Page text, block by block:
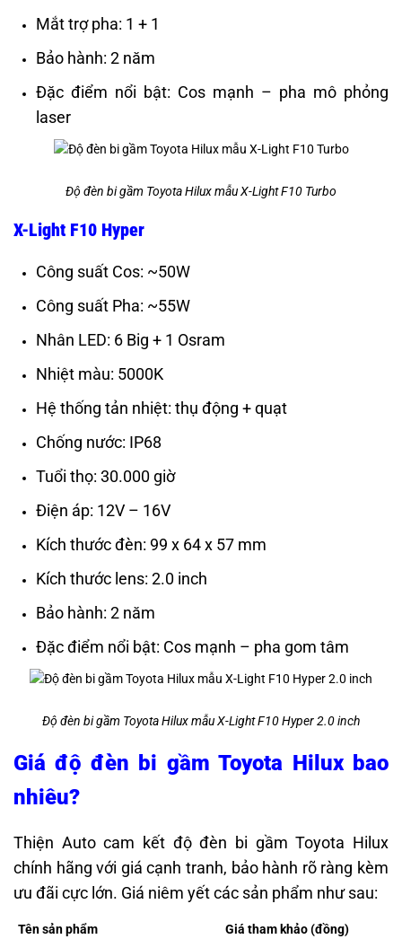
Mắt trợ pha: 1 + 1
Bảo hành: 2 năm
Đặc điểm nổi bật: Cos mạnh – pha mô phỏng
laser
Độ đèn bi gầm Toyota Hilux mẫu X-Light F10 Turbo
X-Light F10 Hyper
Công suất Cos: ~50W
Công suất Pha: ~55W
Nhân LED: 6 Big + 1 Osram
Nhiệt màu: 5000K
Hệ thống tản nhiệt: thụ động + quạt
Chống nước: IP68
Tuổi thọ: 30.000 giờ
Điện áp: 12V – 16V
Kích thước đèn: 99 x 64 x 57 mm
Kích thước lens: 2.0 inch
Bảo hành: 2 năm
Đặc điểm nổi bật: Cos mạnh – pha gom tâm
Độ đèn bi gầm Toyota Hilux mẫu X-Light F10 Hyper 2.0 inch
Giá độ đèn bi gầm Toyota Hilux bao
nhiêu?
Thiện Auto cam kết độ đèn bi gầm Toyota Hilux
chính hãng với giá cạnh tranh, bảo hành rõ ràng kèm
ưu đãi cực lớn. Giá niêm yết các sản phẩm như sau:
Tên sản phẩm
Giá tham khảo (đồng)